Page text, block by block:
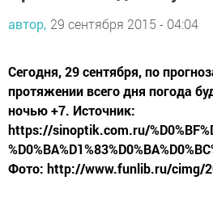
автор, 29 сентября 2015 - 04:04
Сегодня, 29 сентября, по
протяжении всего дня погода
ночью +7. Источник:
https://sinoptik.com.ru/
Фото: http://www.funlib.ru/cimg/